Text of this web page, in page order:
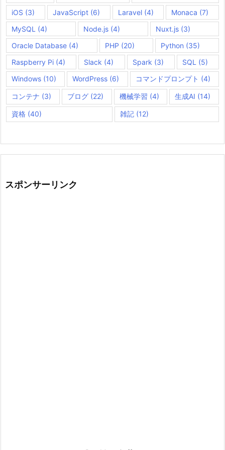
iOS (3) JavaScript(6) Laravel(4) Monaca (7)
MySQL (4) Node.js(4) Nuxt.js (3)
Oracle Database (4) PHP (20) Python (35)
Raspberry Pi (4) Slack (4) Spark (3) SQL (5)
Windows (10) WordPress (6) コマンドプロンプト (4)
コンテナ (3) ブログ(22) 機械学習 (4) 生成AI (14)
資格 (40) 雑記(12)
スポンサーリンク